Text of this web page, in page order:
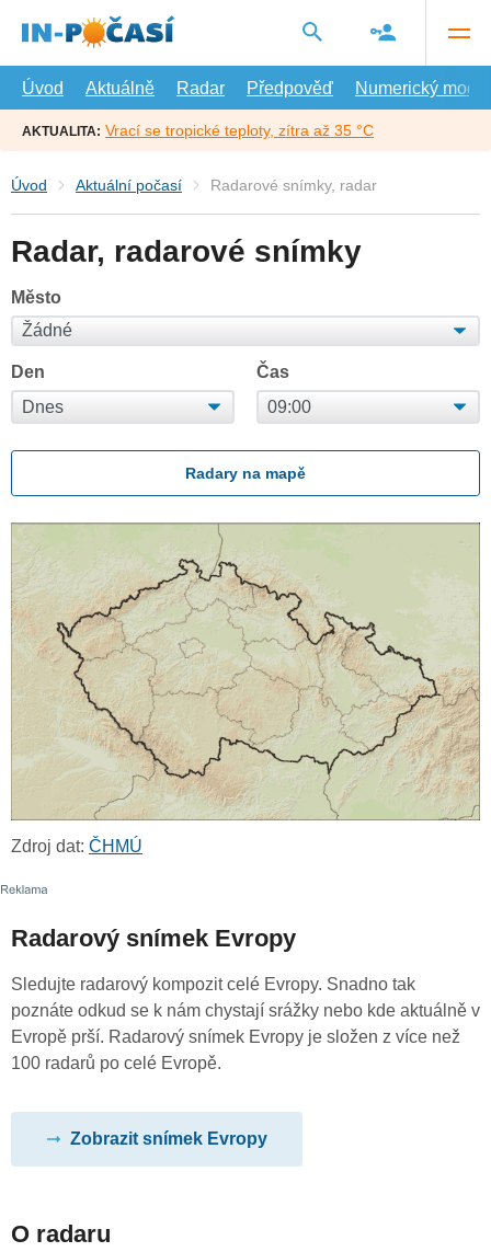
hlavní
Úvod
Aktuálně Radar Předpověď Numerický model
AKTUALITA: Vrací se tropické teploty, zítra až 35 °C
Úvod Aktuální počasí Radarové snímky, radar
Radar, radarové snímky
Město
Den Čas
Radary na mapě
Zdroj dat: ČHMÚ
Radarový snímek Evropy
Sledujte radarový kompozit celé Evropy. Snadno tak
poznáte odkud se k nám chystají srážky nebo kde aktuálně v
Evropě prší. Radarový snímek Evropy je složen z více než
100 radarů po celé Evropě.
Zobrazit snímek Evropy
O radaru